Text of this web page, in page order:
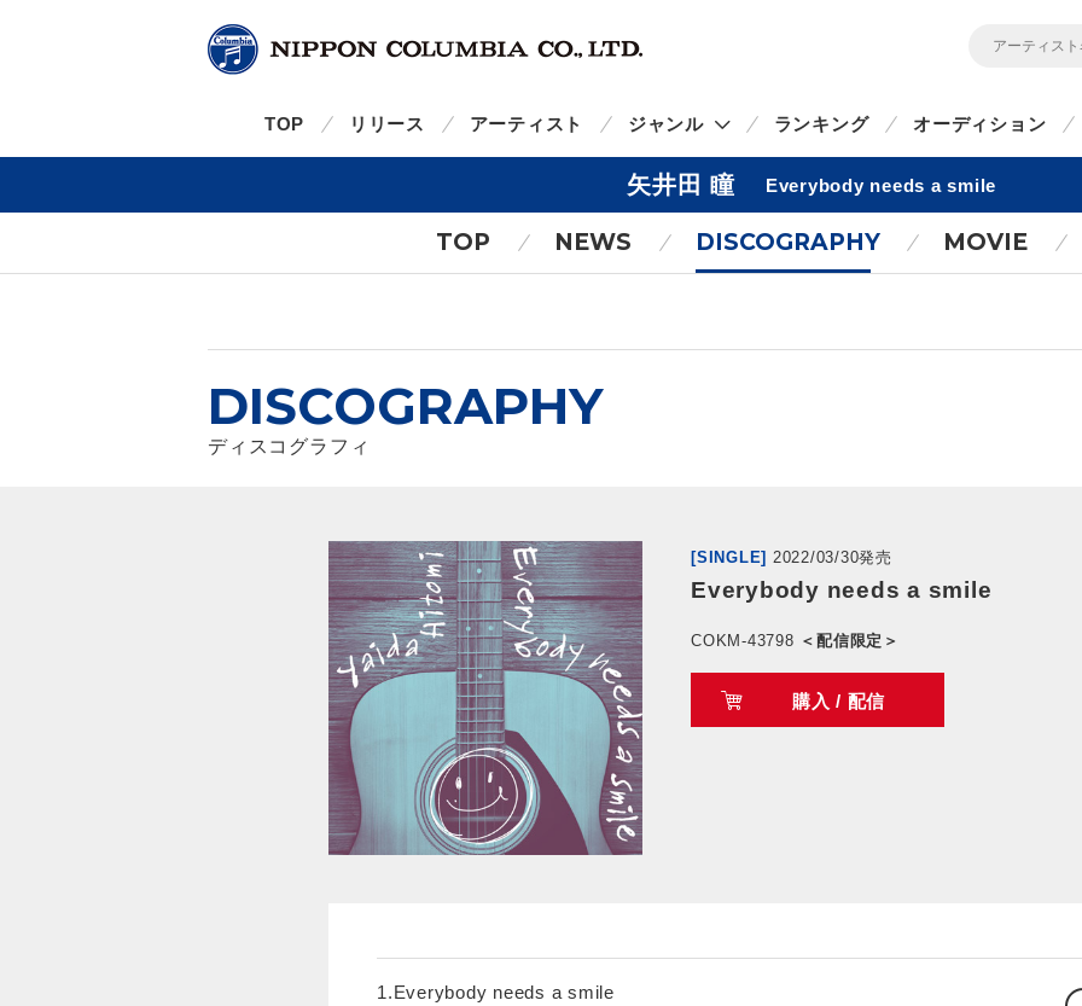
TOP リリース アーティスト ジャンル ランキング オーディション
矢井田 瞳 Everybody needs a smile
TOP NEWS DISCOGRAPHY MOVIE
DISCOGRAPHY
ディスコグラフィ
[SINGLE] 2022/03/30発売
Everybody needs a smile
COKM-43798 ＜配信限定＞
購入 / 配信
1.Everybody needs a smile